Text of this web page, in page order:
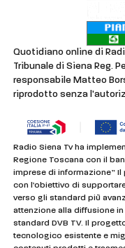
Quotidiano online di
Tribunale di Siena Reg.
responsabile Matteo
riprodotto senza
Radio Siena Tv ha
Regione Toscana con il
imprese di informazione”
con l’obiettivo di
verso gli standard più
attenzione alla diffusione
standard DVB TV. Il
tecnologico esistente e